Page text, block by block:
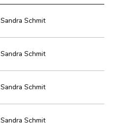
Sandra Schmit
Sandra Schmit
Sandra Schmit
Sandra Schmit